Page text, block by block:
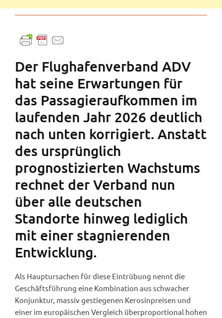
Der Flughafenverband ADV
hat seine Erwartungen für
das Passagieraufkommen im
laufenden Jahr 2026 deutlich
nach unten korrigiert. Anstatt
des ursprünglich
prognostizierten Wachstums
rechnet der Verband nun
über alle deutschen
Standorte hinweg lediglich
mit einer stagnierenden
Entwicklung.
Als Hauptursachen für diese Eintrübung nennt die
Geschäftsführung eine Kombination aus schwacher
Konjunktur, massiv gestiegenen Kerosinpreisen und
einer im europäischen Vergleich überproportional hohen